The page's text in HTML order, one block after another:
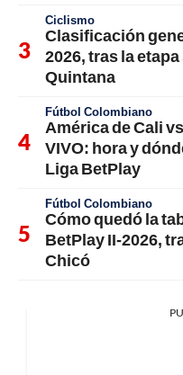
Ciclismo
Clasificación
2026, tras la
Quintana
Fútbol Colombiano
América de Cali
VIVO: hora y
Liga BetPlay
Fútbol Colombiano
Cómo quedó la
BetPlay II-2026,
Chicó